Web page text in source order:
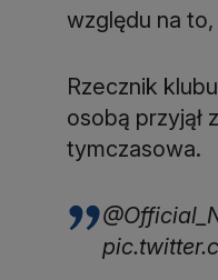
względu na
Rzecznik
osobą przyjął
tymczasowa.